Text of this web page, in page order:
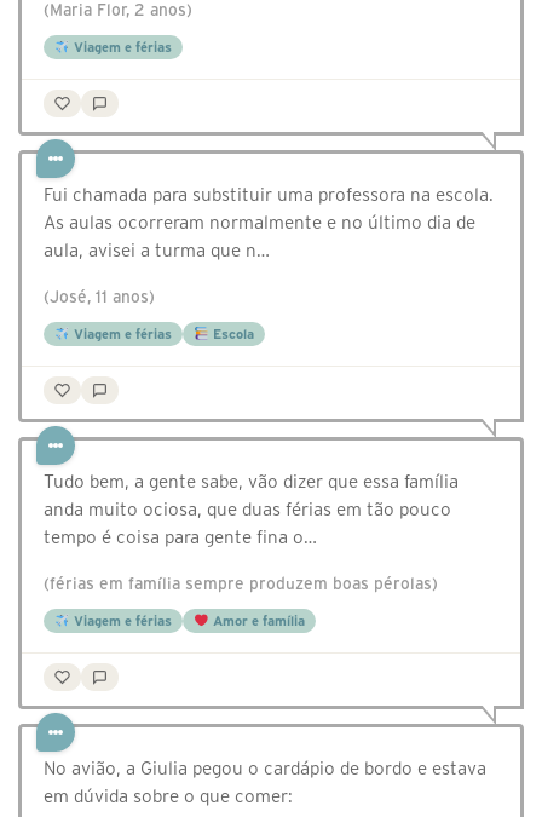
(Maria Flor, 2 anos)
Viagem e férias
Fui chamada para substituir uma professora na escola.
As aulas ocorreram normalmente e no último dia de
aula, avisei a turma que n…
(José, 11 anos)
Viagem e férias Escola
Tudo bem, a gente sabe, vão dizer que essa família
anda muito ociosa, que duas férias em tão pouco
tempo é coisa para gente fina o…
(férias em família sempre produzem boas pérolas)
Viagem e férias Amor e família
No avião, a Giulia pegou o cardápio de bordo e estava
em dúvida sobre o que comer: